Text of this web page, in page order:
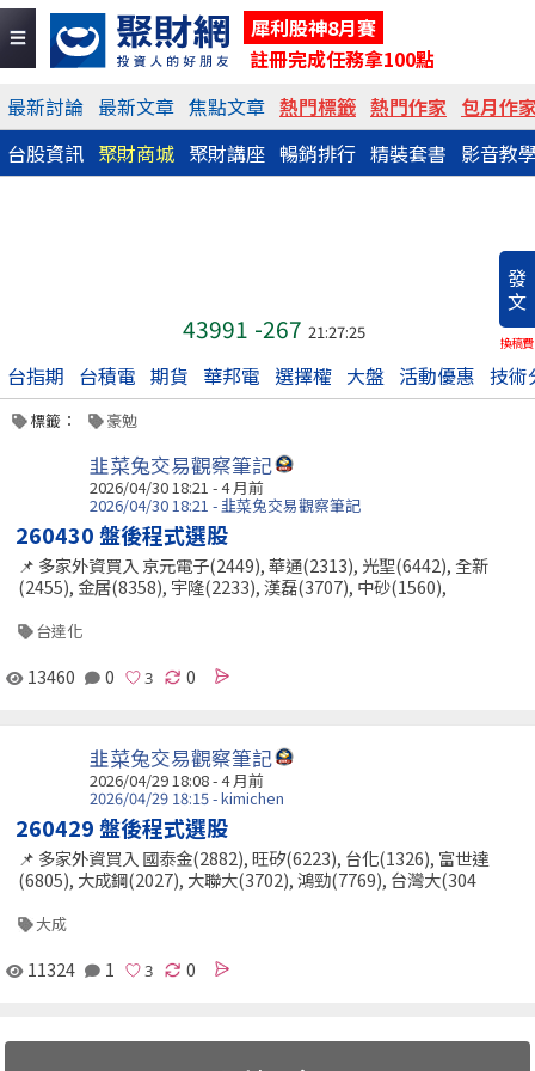
犀利股神8月賽
註冊完成任務拿100點
最新討論 最新文章 焦點文章 熱門標籤 熱門作家 包月作
台股資訊 聚財商城 聚財講座 暢銷排行 精裝套書 影音教
發
文
換稿費
43991 -267 21:27:25
台指期 台積電 期貨 華邦電 選擇權 大盤 活動優惠 技術
標籤： 豪勉
韭菜兔交易觀察筆記
2026/04/30 18:21 - 4 月前
2026/04/30 18:21 - 韭菜兔交易觀察筆記
260430 盤後程式選股
📌 多家外資買入 京元電子(2449), 華通(2313), 光聖(6442), 全新
(2455), 金居(8358), 宇隆(2233), 漢磊(3707), 中砂(1560),
台達化
13460 0 0
韭菜兔交易觀察筆記
2026/04/29 18:08 - 4 月前
2026/04/29 18:15 - kimichen
260429 盤後程式選股
📌 多家外資買入 國泰金(2882), 旺矽(6223), 台化(1326), 富世達
(6805), 大成鋼(2027), 大聯大(3702), 鴻勁(7769), 台灣大(304
大成
11324 1 0